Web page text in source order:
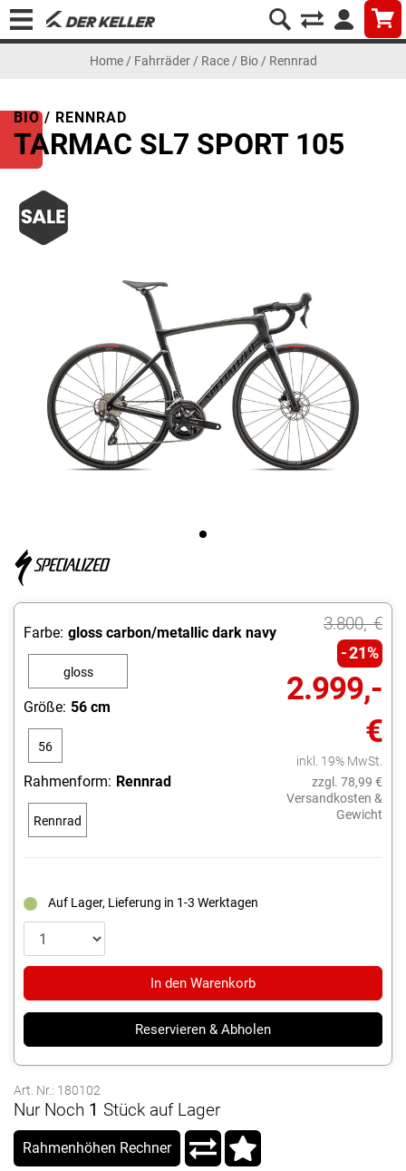
Home/ Fahrräder/ Race/ Bio / Rennrad
BIO / RENNRAD
TARMAC SL7 SPORT 105
3.800,- €
21%
2.999,-
€
inkl. 19% MwSt.
zzgl. 78,99 €
Versandkosten &
Gewicht
Farbe: gloss carbon/metallic dark navy
gloss
Größe: 56 cm
56
Rahmenform: Rennrad
Rennrad
Auf Lager, Lieferung in 1-3 Werktagen
In den Warenkorb
Reservieren & Abholen
Art. Nr.: 180102
Nur Noch 1 Stück auf Lager
Rahmenhöhen Rechner